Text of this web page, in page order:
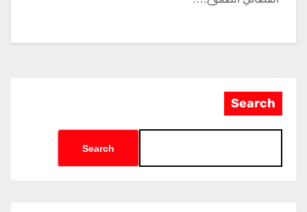
Search
Search